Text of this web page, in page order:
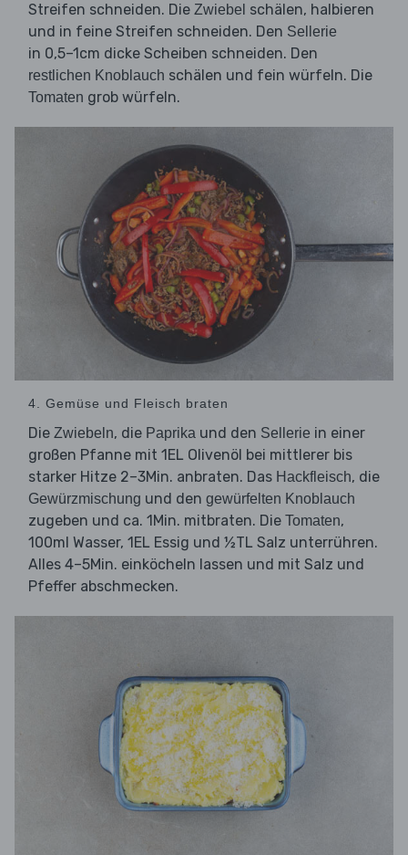
Streifen schneiden. Die Zwiebel schälen, halbieren
und in feine Streifen schneiden. Den Sellerie
in 0,5–1cm dicke Scheiben schneiden. Den
restlichen Knoblauch schälen und fein würfeln. Die
Tomaten grob würfeln.
4. Gemüse und Fleisch braten
Die Zwiebeln, die Paprika und den Sellerie in einer
großen Pfanne mit 1EL Olivenöl bei mittlerer bis
starker Hitze 2–3Min. anbraten. Das Hackfleisch, die
Gewürzmischung und den gewürfelten Knoblauch
zugeben und ca. 1Min. mitbraten. Die Tomaten,
100ml Wasser, 1EL Essig und ½TL Salz unterrühren.
Alles 4–5Min. einköcheln lassen und mit Salz und
Pfeffer abschmecken.